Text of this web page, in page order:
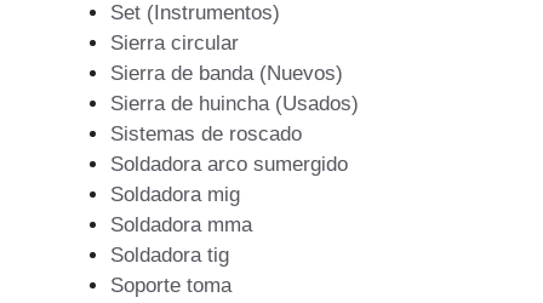
Set (Instrumentos)
Sierra circular
Sierra de banda (Nuevos)
Sierra de huincha (Usados)
Sistemas de roscado
Soldadora arco sumergido
Soldadora mig
Soldadora mma
Soldadora tig
Soporte toma